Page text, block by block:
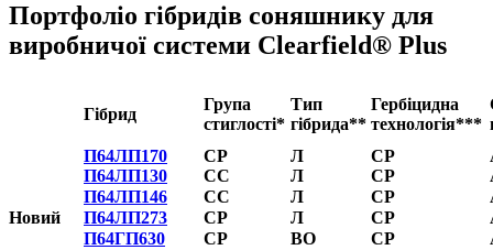
Портфоліо гібридів соняшнику для
виробничої системи Clearfield® Plus
Гібрид
Група
стиглості*
Тип
гібрида**
Гербіцидна
технологія***
П64ЛП170
СР Л СР
П64ЛП130
СС Л СР
П64ЛП146
СС Л СР
Новий
П64ЛП273 СР Л СР
П64ГП630
СР ВО СР